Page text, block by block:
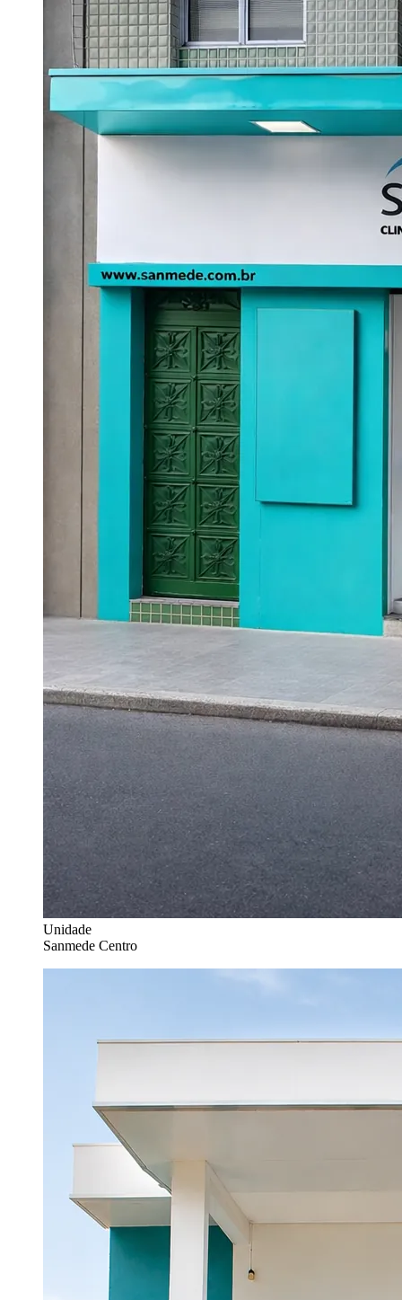
Unidade
Sanmede Centro